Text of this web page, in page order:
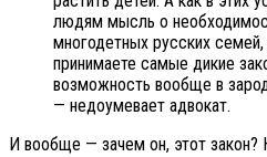
людям мысль о
многодетных русских
принимаете самые дикие
возможность вообще в
— недоумевает адвокат.
И вообще — зачем он, этот закон?